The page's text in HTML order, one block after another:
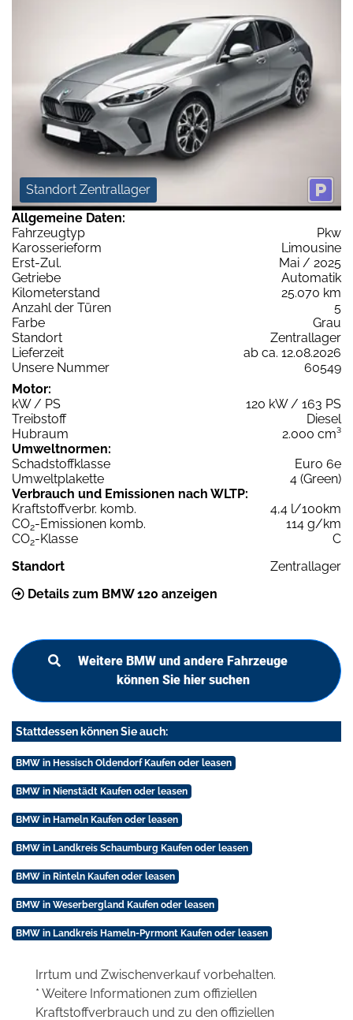
Standort Zentrallager
Allgemeine Daten:
Fahrzeugtyp
Pkw
Karosserieform
Limousine
Erst-Zul.
Mai / 2025
Getriebe
Automatik
Kilometerstand
25.070 km
Anzahl der Türen
5
Farbe
Grau
Standort
Zentrallager
Lieferzeit
ab ca. 12.08.2026
Unsere Nummer
60549
Motor:
kW / PS
120 kW / 163 PS
Treibstoff
Diesel
Hubraum
2.000 cm³
Umweltnormen:
Schadstoffklasse
Euro 6e
Umweltplakette
4 (Green)
Verbrauch und Emissionen nach WLTP:
Kraftstoffverbr. komb.
4,4 l/100km
CO2-Emissionen komb.
114 g/km
CO2-Klasse
C
Standort
Zentrallager
Details zum BMW 120 anzeigen
Weitere BMW und andere Fahrzeuge
können Sie hier suchen
Stattdessen können Sie auch:
BMW in Hessisch Oldendorf Kaufen oder leasen
BMW in Nienstädt Kaufen oder leasen
BMW in Hameln Kaufen oder leasen
BMW in Landkreis Schaumburg Kaufen oder leasen
BMW in Rinteln Kaufen oder leasen
BMW in Weserbergland Kaufen oder leasen
BMW in Landkreis Hameln-Pyrmont Kaufen oder leasen
Irrtum und Zwischenverkauf vorbehalten.
* Weitere Informationen zum offiziellen
Kraftstoffverbrauch und zu den offiziellen